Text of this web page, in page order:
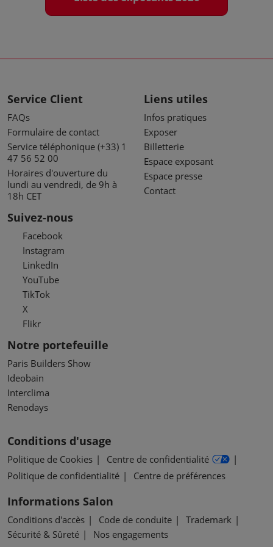
Service Client
FAQs
Formulaire de contact
Service téléphonique (+33) 1
47 56 52 00
Horaires d'ouverture du
lundi au vendredi, de 9h à
18h CET
Liens utiles
Infos pratiques
Exposer
Billetterie
Espace exposant
Espace presse
Contact
Suivez-nous
Facebook
Instagram
LinkedIn
YouTube
TikTok
X
Flikr
Notre portefeuille
Paris Builders Show
Ideobain
Interclima
Renodays
Conditions d'usage
Politique de Cookies
Centre de confidentialité
Politique de confidentialité
Centre de préférences
Informations Salon
Conditions d'accès Code de conduite
Trademark
Sécurité & Sûreté
Nos engagements